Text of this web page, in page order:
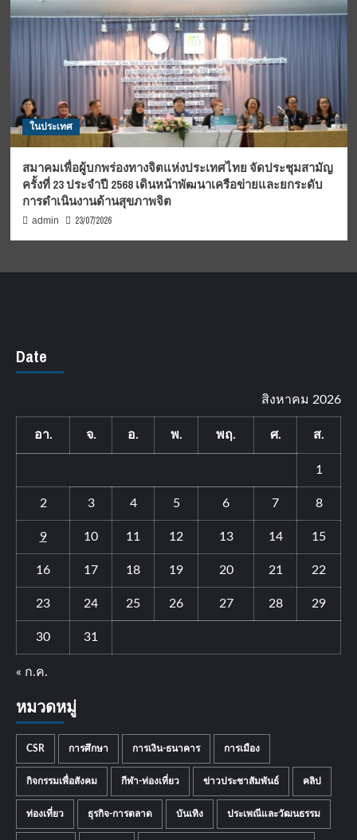
ในประเทศ
สมาคมเพื่อผู้บกพร่องทางจิตแห่งประเทศไทย จัดประชุมสามัญ
ครั้งที่ 23 ประจำปี 2568 เดินหน้าพัฒนาเครือข่ายและยกระดับ
การดำเนินงานด้านสุขภาพจิต
admin 23/07/2026
Date
สิงหาคม 2026
อา. จ. อ. พ. พฤ. ศ. ส.
1
2 3 4 5 6 7 8
9 10 11 12 13 14 15
16 17 18 19 20 21 22
23 24 25 26 27 28 29
30 31
« ก.ค.
หมวดหมู่
CSR การศึกษา การเงิน-ธนาคาร การเมือง
กิจกรรมเพื่อสังคม กีฬา-ท่องเที่ยว ข่าวประชาสัมพันธ์ คลิป
ท่องเที่ยว ธุรกิจ-การตลาด บันเทิง ประเพณีและวัฒนธรรม